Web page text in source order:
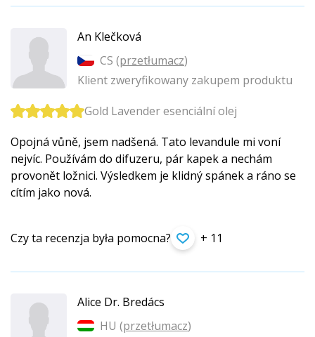
An Klečková
CS (przetłumacz)
Klient zweryfikowany zakupem produktu
Gold Lavender esenciální olej
Opojná vůně, jsem nadšená. Tato levandule mi voní
nejvíc. Používám do difuzeru, pár kapek a nechám
provonět ložnici. Výsledkem je klidný spánek a ráno se
cítím jako nová.
Czy ta recenzja była pomocna? + 11
Alice Dr. Bredács
HU (przetłumacz)